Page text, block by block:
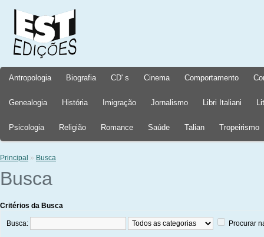
Antropologia Biografia CD' s Cinema Comportamento
Genealogia História Imigração Jornalismo Libri Italiani
Psicologia Religião Romance Saúde Talian Tropeirismo
Principal » Busca
Busca
Critérios da Busca
Busca: Procurar